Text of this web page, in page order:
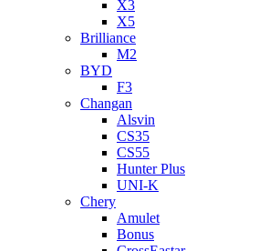
X3
X5
Brilliance
M2
BYD
F3
Changan
Alsvin
CS35
CS55
Hunter Plus
UNI-K
Chery
Amulet
Bonus